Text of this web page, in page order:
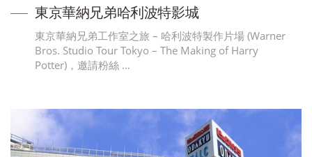
東京華納兄弟哈利波特影城
東京華納兄弟工作室之旅 – 哈利波特製作片場 (Warner
Bros. Studio Tour Tokyo – The Making of Harry
Potter)，邀請粉絲 …